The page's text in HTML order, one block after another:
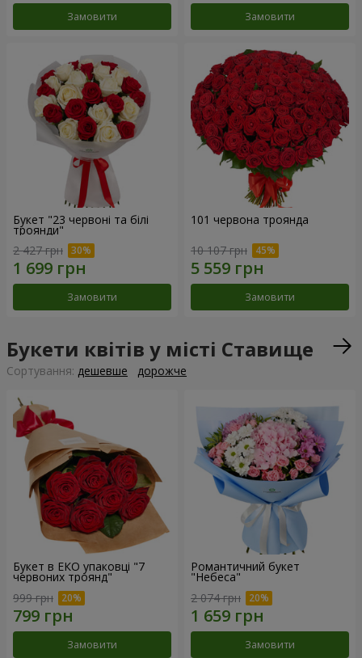
Замовити Замовити
Букет "23 червоні та білі
троянди"
2 427 грн
Замовити
101 червона троянда
10 107 грн
Замовити
Букети квітів у місті Ставище
Сортування: дешевше дорожче
Букет в ЕКО упаковці "7
червоних троянд"
999 грн
Замовити
Романтичний букет
"Небеса"
2 074 грн
Замовити